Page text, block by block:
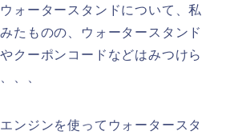
ォータースタンドについて、私
たものの、ウォータースタンド
クーポンコードなどはみつけら
、、
ンジンを使ってウォータースタ